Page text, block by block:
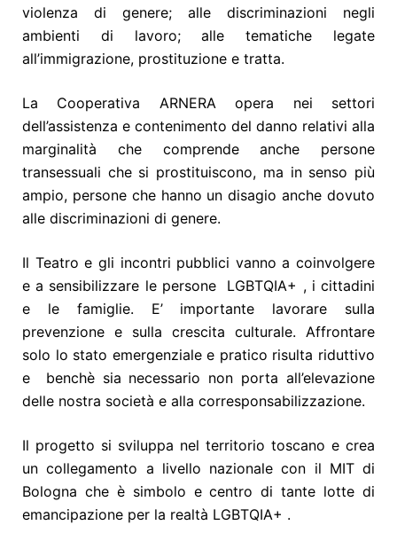
violenza di genere; alle discriminazioni negli
ambienti di lavoro; alle tematiche legate
all’immigrazione, prostituzione e tratta.
La Cooperativa ARNERA opera nei settori
dell’assistenza e contenimento del danno relativi alla
marginalità che comprende anche persone
transessuali che si prostituiscono, ma in senso più
ampio, persone che hanno un disagio anche dovuto
alle discriminazioni di genere.
Il Teatro e gli incontri pubblici vanno a coinvolgere
e a sensibilizzare le persone LGBTQIA+ , i cittadini
e le famiglie. E’ importante lavorare sulla
prevenzione e sulla crescita culturale. Affrontare
solo lo stato emergenziale e pratico risulta riduttivo
e benchè sia necessario non porta all’elevazione
delle nostra società e alla corresponsabilizzazione.
Il progetto si sviluppa nel territorio toscano e crea
un collegamento a livello nazionale con il MIT di
Bologna che è simbolo e centro di tante lotte di
emancipazione per la realtà LGBTQIA+ .